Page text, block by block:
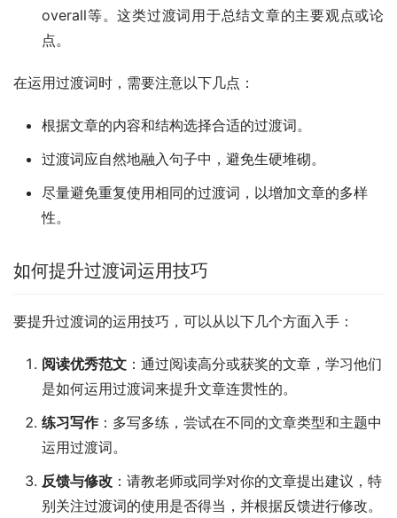
overall等。这类过渡词用于总结文章的主要观点或论
点。
在运用过渡词时，需要注意以下几点：
根据文章的内容和结构选择合适的过渡词。
过渡词应自然地融入句子中，避免生硬堆砌。
尽量避免重复使用相同的过渡词，以增加文章的多样
性。
如何提升过渡词运用技巧
要提升过渡词的运用技巧，可以从以下几个方面入手：
阅读优秀范文 ：通过阅读高分或获奖的文章，学习他们
是如何运用过渡词来提升文章连贯性的。
练习写作：多写多练，尝试在不同的文章类型和主题中
运用过渡词。
反馈与修改 ：请教老师或同学对你的文章提出建议，特
别关注过渡词的使用是否得当，并根据反馈进行修改。